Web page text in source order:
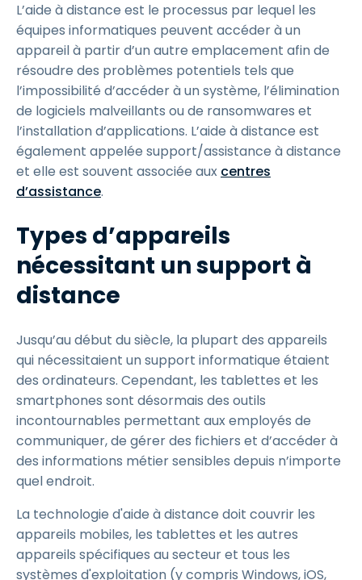
L’aide à distance est le processus par lequel les
équipes informatiques peuvent accéder à un
appareil à partir d’un autre emplacement afin de
résoudre des problèmes potentiels tels que
l’impossibilité d’accéder à un système, l’élimination
de logiciels malveillants ou de ransomwares et
l’installation d’applications. L’aide à distance est
également appelée support/assistance à distance
et elle est souvent associée aux centres
d’assistance.
Types d’appareils
nécessitant un support à
distance
Jusqu’au début du siècle, la plupart des appareils
qui nécessitaient un support informatique étaient
des ordinateurs. Cependant, les tablettes et les
smartphones sont désormais des outils
incontournables permettant aux employés de
communiquer, de gérer des fichiers et d’accéder à
des informations métier sensibles depuis n’importe
quel endroit.
La technologie d'aide à distance doit couvrir les
appareils mobiles, les tablettes et les autres
appareils spécifiques au secteur et tous les
systèmes d'exploitation (y compris Windows, iOS,